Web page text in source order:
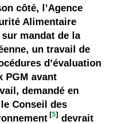
côté, l’Agence
Alimentaire
mandat de la
un travail de
d’évaluation
PGM avant
demandé en
Conseil des
[5] devrait